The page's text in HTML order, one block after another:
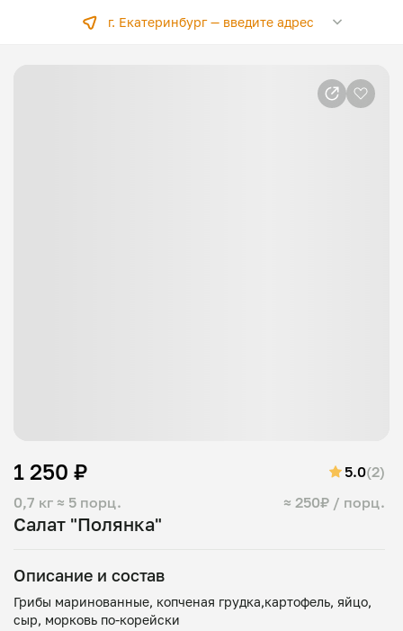
г. Екатеринбург —введите адрес
Салат "Полянка"
0,7 кг ≈ 5 порц. ≈ 250₽ / порц.
1 250 ₽ 5.0(2)
Описание и состав
Грибы маринованные, копченая грудка,картофель, яйцо,